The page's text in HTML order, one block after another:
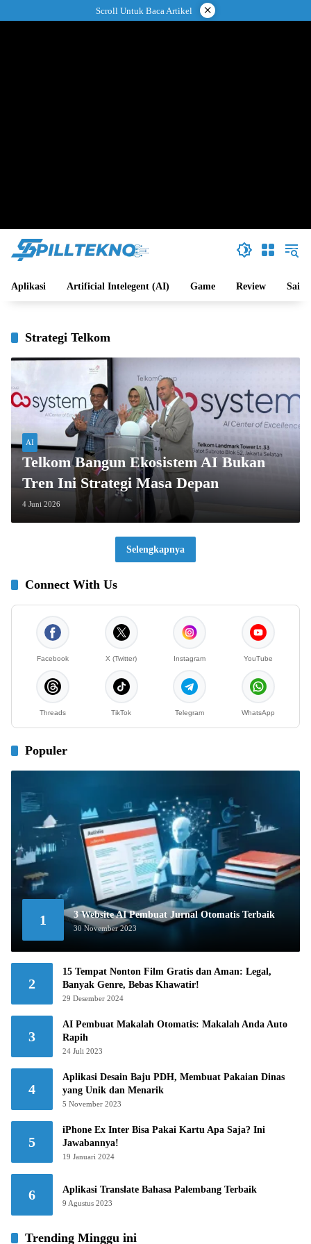
ke
Scroll Untuk Baca Artikel ×
Aplikasi Artificial Intelegent (AI) Game Review Sains
Strategi Telkom
AI
Telkom Bangun Ekosistem AI Bukan
Tren Ini Strategi Masa Depan
4 Juni 2026
Selengkapnya
Connect With Us
Facebook X (Twitter) Instagram YouTube
Threads TikTok Telegram WhatsApp
Populer
1 3 Website AI Pembuat Jurnal Otomatis Terbaik
30 November 2023
2
15 Tempat Nonton Film Gratis dan Aman: Legal,
Banyak Genre, Bebas Khawatir!
29 Desember 2024
3
AI Pembuat Makalah Otomatis: Makalah Anda Auto
Rapih
24 Juli 2023
4
Aplikasi Desain Baju PDH, Membuat Pakaian Dinas
yang Unik dan Menarik
5 November 2023
5
iPhone Ex Inter Bisa Pakai Kartu Apa Saja? Ini
Jawabannya!
19 Januari 2024
6 Aplikasi Translate Bahasa Palembang Terbaik
9 Agustus 2023
Trending Minggu ini